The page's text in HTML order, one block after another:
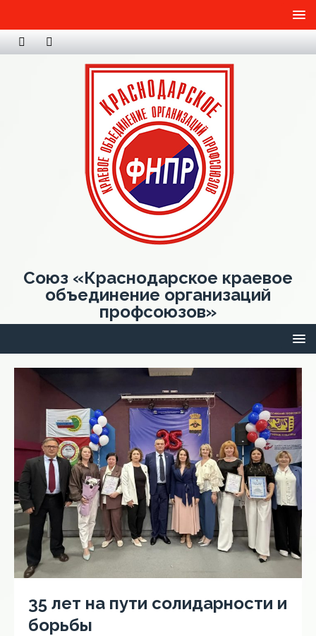
Союз «Краснодарское краевое
объединение организаций
профсоюзов»
35 лет на пути солидарности и
борьбы